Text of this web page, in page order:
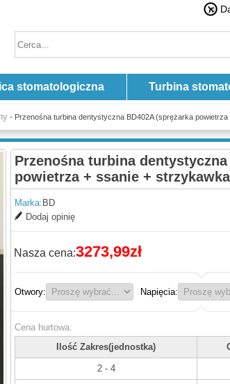
stomatologiczna Turbina
- Przenośna turbina dentystyczna BD402A (sprężarka
Przenośna turbina dentystyczna
powietrza + ssanie +
Marka: BD
Dodaj opinię
Nasza cena:3273,99zł
Otwory: Napięcia:
Cena hurtowa:
Ilość Zakres(jednostka)
2 - 4